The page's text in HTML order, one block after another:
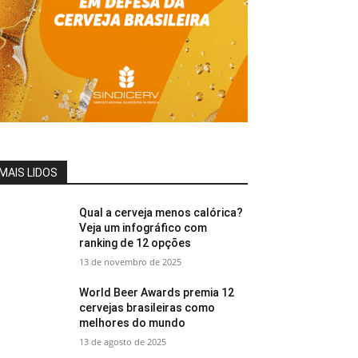
LIDOS
Qual a cerveja menos calórica?
Veja um infográfico com
ranking de 12 opções
13 de novembro de 2025
World Beer Awards premia 12
cervejas brasileiras como
melhores do mundo
13 de agosto de 2025